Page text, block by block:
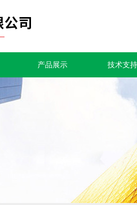
产品展示 技术支持